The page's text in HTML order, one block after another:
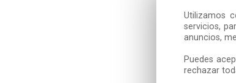
Utilizamos
servicios,
anuncios,
Puedes
rechazar